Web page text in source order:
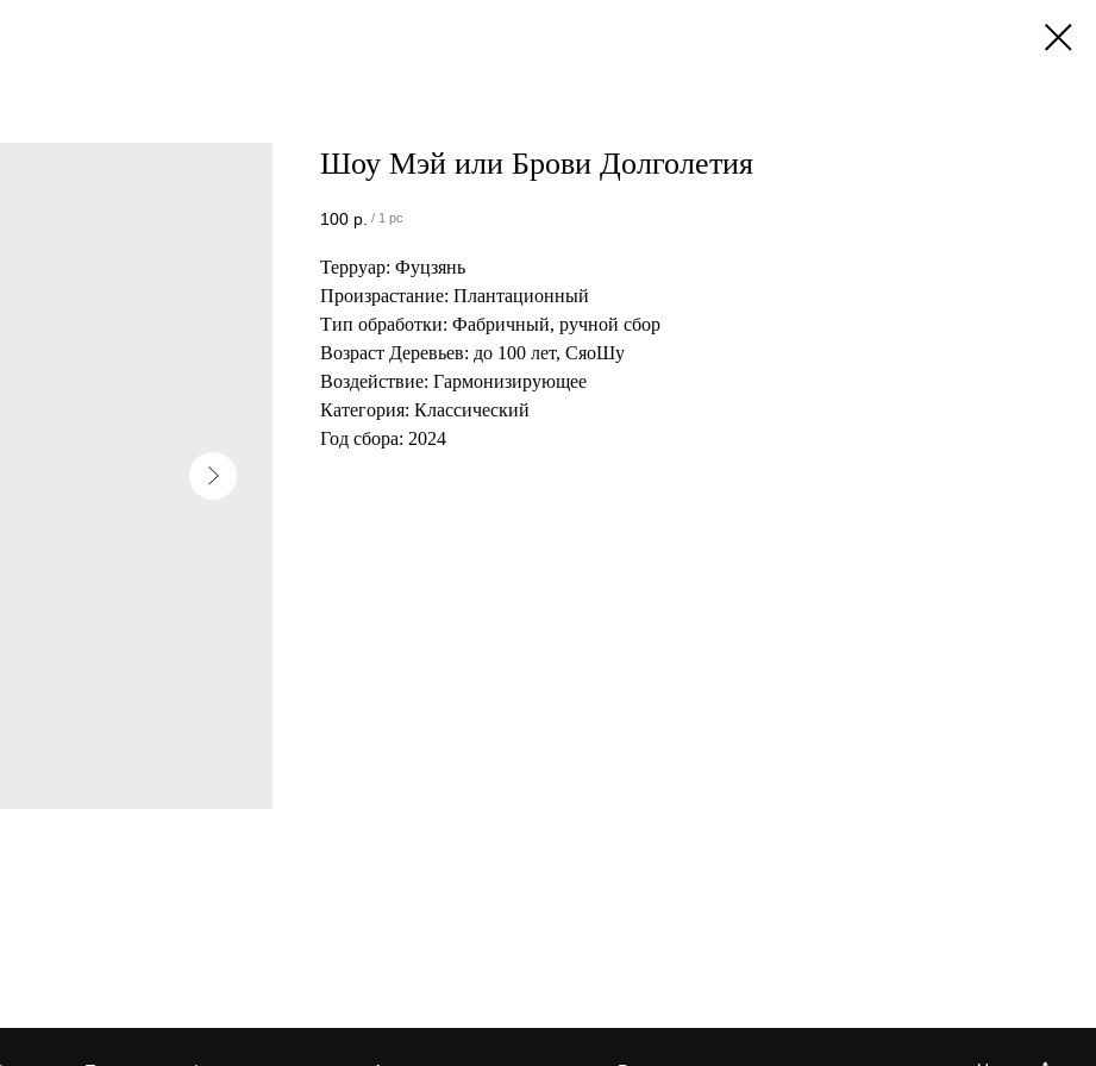
Шоу Мэй или Брови Долголетия
100 р. / 1 pc
Терруар: Фуцзянь
Произрастание: Плантационный
Тип обработки: Фабричный, ручной сбор
Возраст Деревьев: до 100 лет, СяоШу
Воздействие: Гармонизирующее
Категория: Классический
Год сбора: 2024